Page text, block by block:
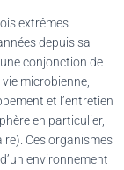
extrêmes
depuis sa
conjonction de
microbienne,
et l’entretien
en particulier,
Ces organismes
environnement